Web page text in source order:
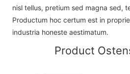
nisl tellus, pretium sed magna sed,
Productum hoc certum est in
industria honeste aestimatum.
Product